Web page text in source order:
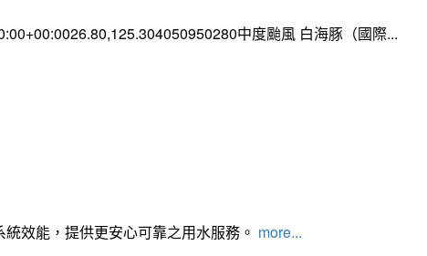
中度颱風 白海豚（國際...
效能，提供更安心可靠之用水服務。 more...